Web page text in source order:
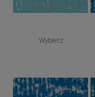
Wybierz